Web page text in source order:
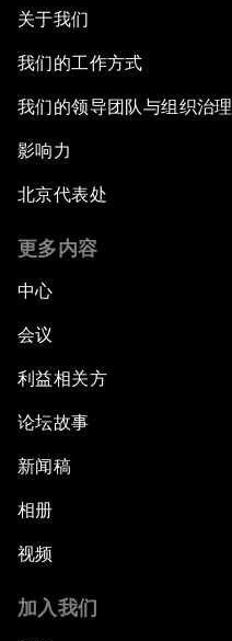
关于我们
我们的工作方式
我们的领导团队与组织治理
影响力
北京代表处
更多内容
中心
会议
利益相关方
论坛故事
新闻稿
相册
视频
加入我们